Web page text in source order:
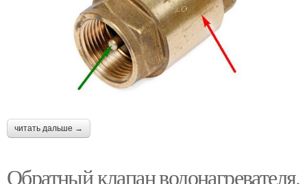
читать дальше →
Обратный клапан водонагревателя.